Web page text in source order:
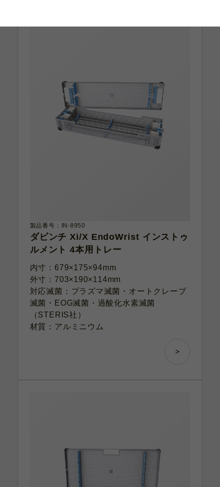
製品番号：IN-8950
ダビンチ Xi/X EndoWrist インストゥ
ルメント 4本用トレー
内寸：679×175×94mm
外寸：703×190×114mm
対応滅菌：プラズマ滅菌・オートクレーブ
滅菌・EOG滅菌・過酸化水素滅菌
（STERIS社）
材質：アルミニウム